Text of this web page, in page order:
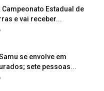
Estadual de
e vai receber...
se envolve em
sete pessoas...